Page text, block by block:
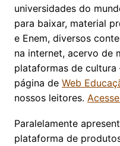
universidades do
para baixar, material
e Enem, diversos
na internet, acervo de
plataformas de cultura
página de Web
nossos leitores.
Paralelamente
plataforma de